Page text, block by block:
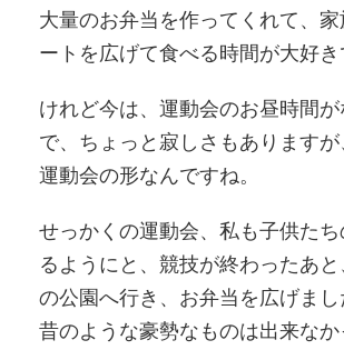
大量のお弁当を作ってくれて、
ートを広げて食べる時間が大好き
けれど今は、運動会のお昼時間
で、ちょっと寂しさもあります
運動会の形なんですね。
せっかくの運動会、私も子供た
るようにと、競技が終わったあと
の公園へ行き、お弁当を広げまし
昔のような豪勢なものは出来な